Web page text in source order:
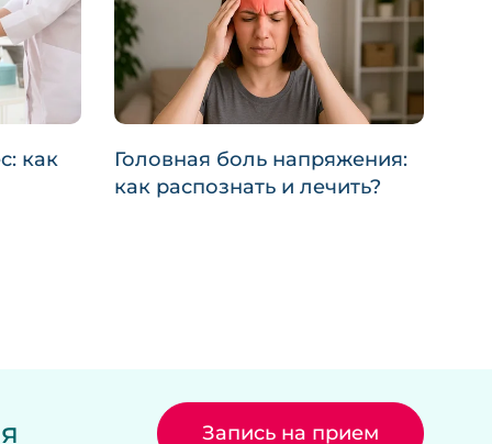
как
Головная боль напряжения:
как распознать и лечить?
Запись на прием